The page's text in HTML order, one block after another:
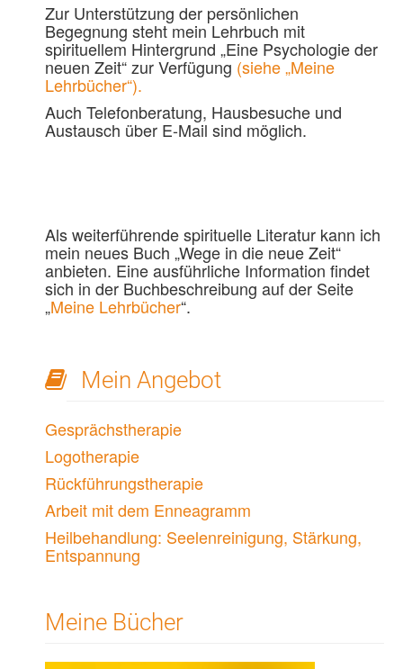
Zur Unterstützung der persönlichen
Begegnung steht mein Lehrbuch mit
spirituellem Hintergrund „Eine Psychologie der
neuen Zeit“ zur Verfügung (siehe „Meine
Lehrbücher“).
Auch Telefonberatung, Hausbesuche und
Austausch über E-Mail sind möglich.
Als weiterführende spirituelle Literatur kann ich
mein neues Buch „Wege in die neue Zeit“
anbieten. Eine ausführliche Information findet
sich in der Buchbeschreibung auf der Seite
„Meine Lehrbücher“.
Mein Angebot
Gesprächstherapie
Logotherapie
Rückführungstherapie
Arbeit mit dem Enneagramm
Heilbehandlung: Seelenreinigung, Stärkung,
Entspannung
Meine Bücher